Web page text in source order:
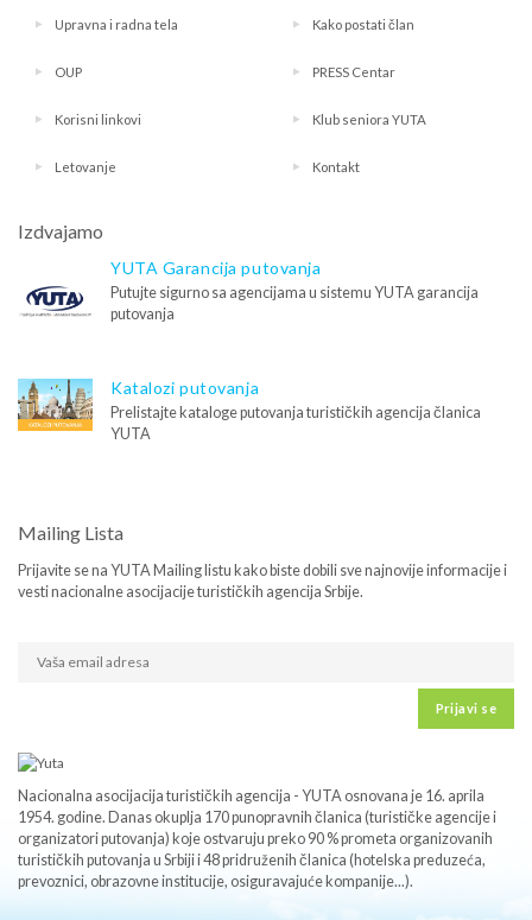
Upravna i radna tela Kako postati član
OUP PRESS Centar
Korisni linkovi Klub seniora YUTA
Letovanje Kontakt
Izdvajamo
YUTA Garancija putovanja
Putujte sigurno sa agencijama u sistemu YUTA garancija
putovanja
Katalozi putovanja
Prelistajte kataloge putovanja turističkih agencija članica
YUTA
Mailing Lista
Prijavite se na YUTA Mailing listu kako biste dobili sve najnovije informacije i
vesti nacionalne asocijacije turističkih agencija Srbije.
Prijavi se
Nacionalna asocijacija turističkih agencija - YUTA osnovana je 16. aprila
1954. godine. Danas okuplja 170 punopravnih članica (turističke agencije i
organizatori putovanja) koje ostvaruju preko 90 % prometa organizovanih
turističkih putovanja u Srbiji i 48 pridruženih članica (hotelska preduzeća,
prevoznici, obrazovne institucije, osiguravajuće kompanije...).